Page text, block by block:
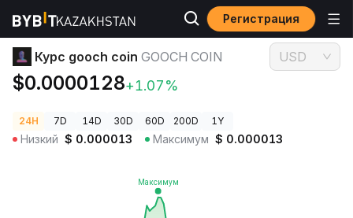
Регистрация
Цены криптовалют Курс gooch coin GOOCH COIN
Курс gooch coin GOOCH COIN
$0.0000128+1.07%
USD
24H 7D 14D 30D 60D 200D 1Y
Низкий $ 0.000013 Максимум $ 0.000013